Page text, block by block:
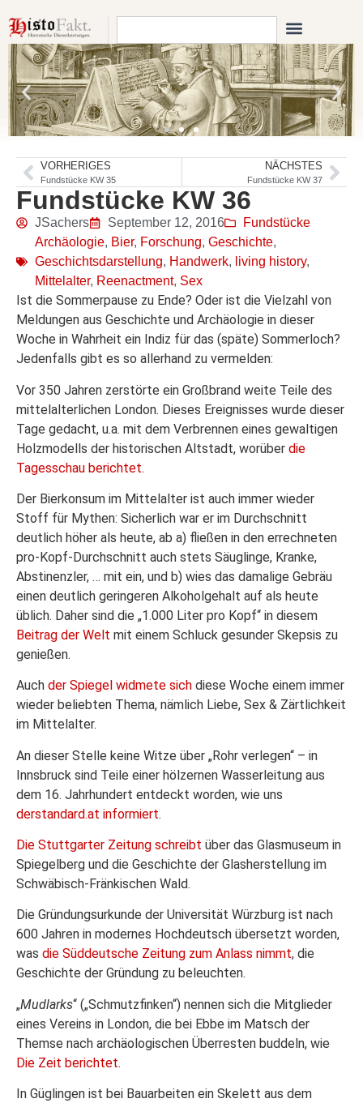
VORHERIGES
Fundstücke KW 35
NÄCHSTES
Fundstücke KW 37
Fundstücke KW 36
JSachers September 12, 2016
Fundstücke
Archäologie, Bier, Forschung, Geschichte,
Geschichtsdarstellung, Handwerk, living history,
Mittelalter, Reenactment, Sex
Ist die Sommerpause zu Ende? Oder ist die Vielzahl von
Meldungen aus Geschichte und Archäologie in dieser
Woche in Wahrheit ein Indiz für das (späte) Sommerloch?
Jedenfalls gibt es so allerhand zu vermelden:
Vor 350 Jahren zerstörte ein Großbrand weite Teile des
mittelalterlichen London. Dieses Ereignisses wurde dieser
Tage gedacht, u.a. mit dem Verbrennen eines gewaltigen
Holzmodells der historischen Altstadt, worüber die
Tagesschau berichtet.
Der Bierkonsum im Mittelalter ist auch immer wieder
Stoff für Mythen: Sicherlich war er im Durchschnitt
deutlich höher als heute, ab a) fließen in den errechneten
pro-Kopf-Durchschnitt auch stets Säuglinge, Kranke,
Abstinenzler, … mit ein, und b) wies das damalige Gebräu
einen deutlich geringeren Alkoholgehalt auf als heute
üblich. Daher sind die „1.000 Liter pro Kopf“ in diesem
Beitrag der Welt mit einem Schluck gesunder Skepsis zu
genießen.
Auch der Spiegel widmete sich diese Woche einem immer
wieder beliebten Thema, nämlich Liebe, Sex & Zärtlichkeit
im Mittelalter.
An dieser Stelle keine Witze über „Rohr verlegen“ – in
Innsbruck sind Teile einer hölzernen Wasserleitung aus
dem 16. Jahrhundert entdeckt worden, wie uns
derstandard.at informiert.
Die Stuttgarter Zeitung schreibt über das Glasmuseum in
Spiegelberg und die Geschichte der Glasherstellung im
Schwäbisch-Fränkischen Wald.
Die Gründungsurkunde der Universität Würzburg ist nach
600 Jahren in modernes Hochdeutsch übersetzt worden,
was die Süddeutsche Zeitung zum Anlass nimmt, die
Geschichte der Gründung zu beleuchten.
„Mudlarks“ („Schmutzfinken“) nennen sich die Mitglieder
eines Vereins in London, die bei Ebbe im Matsch der
Themse nach archäologischen Überresten buddeln, wie
Die Zeit berichtet.
In Güglingen ist bei Bauarbeiten ein Skelett aus dem